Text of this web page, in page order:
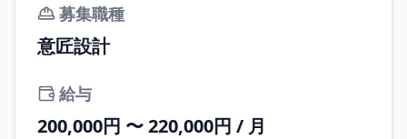
募集職種
意匠設計
給与
200,000円 〜 220,000円 / 月